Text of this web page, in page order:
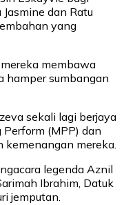
dan Ratu
yang
membawa
hamper sumbangan
sekali lagi berjaya
(MPP) dan
kemenangan mereka.
legenda Aznil
Ibrahim, Datuk
jemputan.